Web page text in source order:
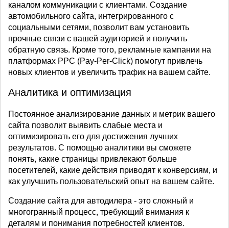
каналом коммуникации с клиентами. Создание
автомобильного сайта, интегрированного с
социальными сетями, позволит вам установить
прочные связи с вашей аудиторией и получить
обратную связь. Кроме того, рекламные кампании на
платформах PPC (Pay-Per-Click) помогут привлечь
новых клиентов и увеличить трафик на вашем сайте.
Аналитика и оптимизация
Постоянное анализирование данных и метрик вашего
сайта позволит выявить слабые места и
оптимизировать его для достижения лучших
результатов. С помощью аналитики вы сможете
понять, какие страницы привлекают больше
посетителей, какие действия приводят к конверсиям, и
как улучшить пользовательский опыт на вашем сайте.
Создание сайта для автодилера - это сложный и
многогранный процесс, требующий внимания к
деталям и понимания потребностей клиентов.